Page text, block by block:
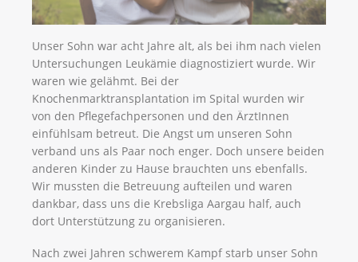
Unser Sohn war acht Jahre alt, als bei ihm nach vielen
Untersuchungen Leukämie diagnostiziert wurde. Wir
waren wie gelähmt. Bei der
Knochenmarktransplantation im Spital wurden wir
von den Pflegefachpersonen und den ÄrztInnen
einfühlsam betreut. Die Angst um unseren Sohn
verband uns als Paar noch enger. Doch unsere beiden
anderen Kinder zu Hause brauchten uns ebenfalls.
Wir mussten die Betreuung aufteilen und waren
dankbar, dass uns die Krebsliga Aargau half, auch
dort Unterstützung zu organisieren.
Nach zwei Jahren schwerem Kampf starb unser Sohn